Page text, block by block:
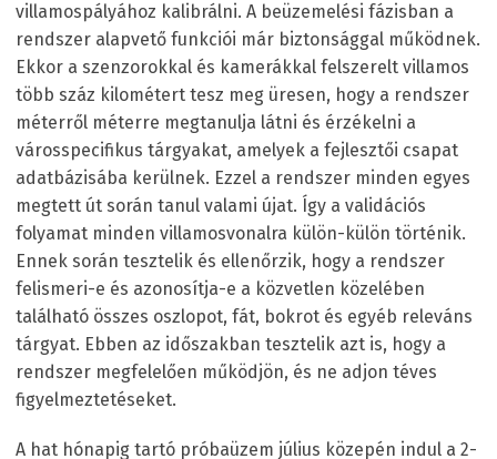
villamospályához kalibrálni. A beüzemelési fázisban a
rendszer alapvető funkciói már biztonsággal működnek.
Ekkor a szenzorokkal és kamerákkal felszerelt villamos
több száz kilométert tesz meg üresen, hogy a rendszer
méterről méterre megtanulja látni és érzékelni a
városspecifikus tárgyakat, amelyek a fejlesztői csapat
adatbázisába kerülnek. Ezzel a rendszer minden egyes
megtett út során tanul valami újat. Így a validációs
folyamat minden villamosvonalra külön-külön történik.
Ennek során tesztelik és ellenőrzik, hogy a rendszer
felismeri-e és azonosítja-e a közvetlen közelében
található összes oszlopot, fát, bokrot és egyéb releváns
tárgyat. Ebben az időszakban tesztelik azt is, hogy a
rendszer megfelelően működjön, és ne adjon téves
figyelmeztetéseket.
A hat hónapig tartó próbaüzem július közepén indul a 2-